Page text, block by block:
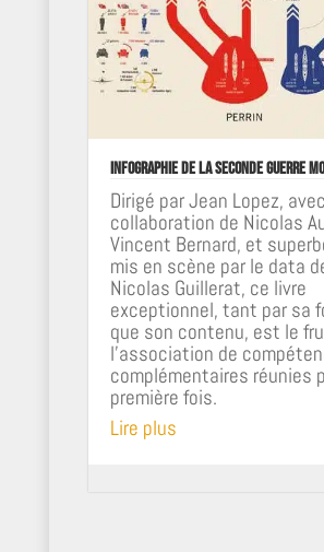
Infographie de la Seconde Guerre
Dirigé par Jean Lopez,
collaboration de Nicolas
Vincent Bernard, et
mis en scène par le data
Nicolas Guillerat, ce livre
exceptionnel, tant par sa
que son contenu, est le
l'association de
complémentaires réunies
première fois.
Lire plus